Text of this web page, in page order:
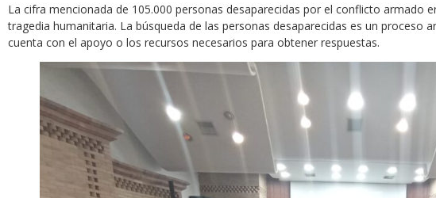
La cifra mencionada de 105.000 personas desaparecidas por el conflicto armado
tragedia humanitaria. La búsqueda de las personas desaparecidas es un proceso
cuenta con el apoyo o los recursos necesarios para obtener respuestas.